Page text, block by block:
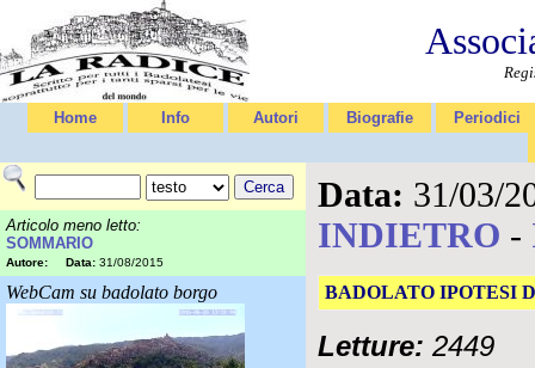
Home Info Autori Biografie Periodici
Articolo meno letto:
SOMMARIO
Autore: Data: 31/08/2015
WebCam su badolato borgo
Data: 31/03/
INDIETRO -
BADOLATO IPOTESI
Letture: 2449